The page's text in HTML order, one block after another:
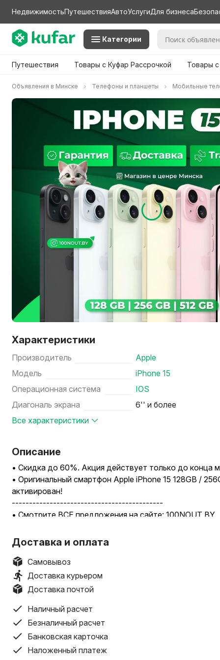
НедвижимостьПутешествияАвтоУслугиДля бизнеса
Категории
Путешествия Товары с Куфар Рассрочкой Товары
Объявления в Минске Телефоны и планшеты Мобильные
Характеристики
Производитель
Apple
Модель
iPhone 15
Операционная система
IOS
Диагональ экрана
6'' и более
Все характеристики
Описание
• Скидка до 60%. Акция действует только до конца
• Оригинальный смартфон Apple iPhone 15 128GB /
активирован!
--------------------------------------------
• Смотрите ВСЕ предложения на сайте: 100NOUT.BY
ВНИМАНИЕ!
Стоимость может отличаться от цвета, региона.
• iPhone 15 128GB
• iPhone 15 256GB
• iPhone 15 512GB
• цвета: Черный (Black), Синий (Blue), Зеленый
--------------------------------------------
• TRADE IN.
Принимаем Ваш старый смартфон, ноутбук, планшет в
Возможен прямой выкуп техники
--------------------------------------------
Доставка и оплата
Самовывоз
Доставка курьером
Доставка почтой
Наличный расчет
Безналичный расчет
Банковская карточка
Наложенный платеж